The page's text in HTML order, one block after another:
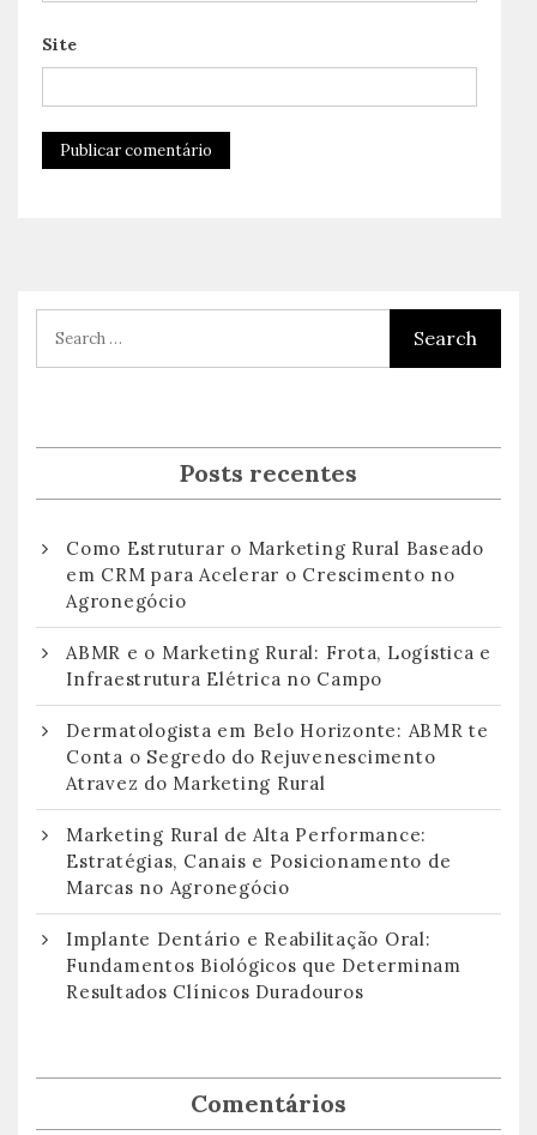
Site
Posts recentes
Como Estruturar o Marketing Rural Baseado
em CRM para Acelerar o Crescimento no
Agronegócio
ABMR e o Marketing Rural: Frota, Logística e
Infraestrutura Elétrica no Campo
Dermatologista em Belo Horizonte: ABMR te
Conta o Segredo do Rejuvenescimento
Atravez do Marketing Rural
Marketing Rural de Alta Performance:
Estratégias, Canais e Posicionamento de
Marcas no Agronegócio
Implante Dentário e Reabilitação Oral:
Fundamentos Biológicos que Determinam
Resultados Clínicos Duradouros
Comentários